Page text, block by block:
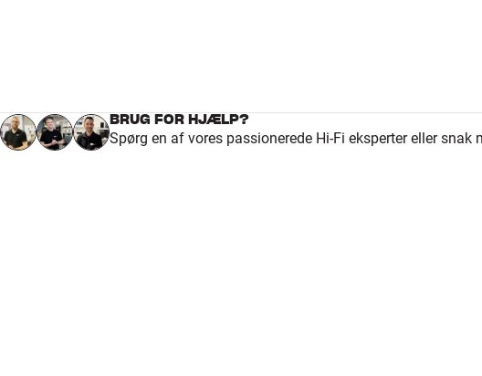
BRUG FOR HJÆLP?
Spørg en af vores passionerede Hi-Fi eksperter eller snak